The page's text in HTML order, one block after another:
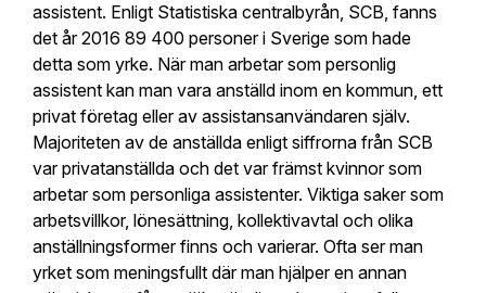
assistent. Enligt Statistiska centralbyrån, SCB, fanns
det år 2016 89 400 personer i Sverige som hade
detta som yrke. När man arbetar som personlig
assistent kan man vara anställd inom en kommun, ett
privat företag eller av assistansanvändaren själv.
Majoriteten av de anställda enligt siffrorna från SCB
var privatanställda och det var främst kvinnor som
arbetar som personliga assistenter. Viktiga saker som
arbetsvillkor, lönesättning, kollektivavtal och olika
anställningsformer finns och varierar. Ofta ser man
yrket som meningsfullt där man hjälper en annan